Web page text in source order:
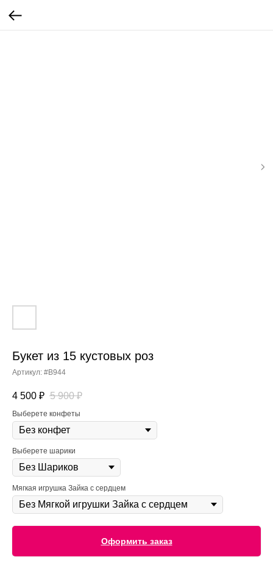
Букет из 15 кустовых роз
Артикул: #B944
4 500 ₽ 5 900 ₽
Выберете конфеты
Выберете шарики
Мягкая игрушка Зайка с сердцем
Оформить заказ